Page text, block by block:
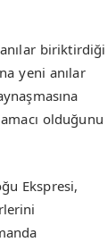
biriktirdiği
yeni anılar
olduğunu
Ekspresi,